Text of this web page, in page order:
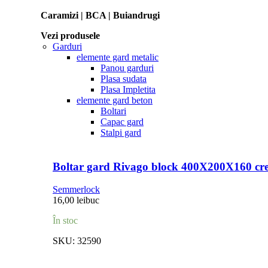
Caramizi | BCA | Buiandrugi
Vezi produsele
Garduri
elemente gard metalic
Panou garduri
Plasa sudata
Plasa Impletita
elemente gard beton
Boltari
Capac gard
Stalpi gard
Boltar gard Rivago block 400X200X160
Semmerlock
16,00 leibuc
În stoc
SKU: 32590